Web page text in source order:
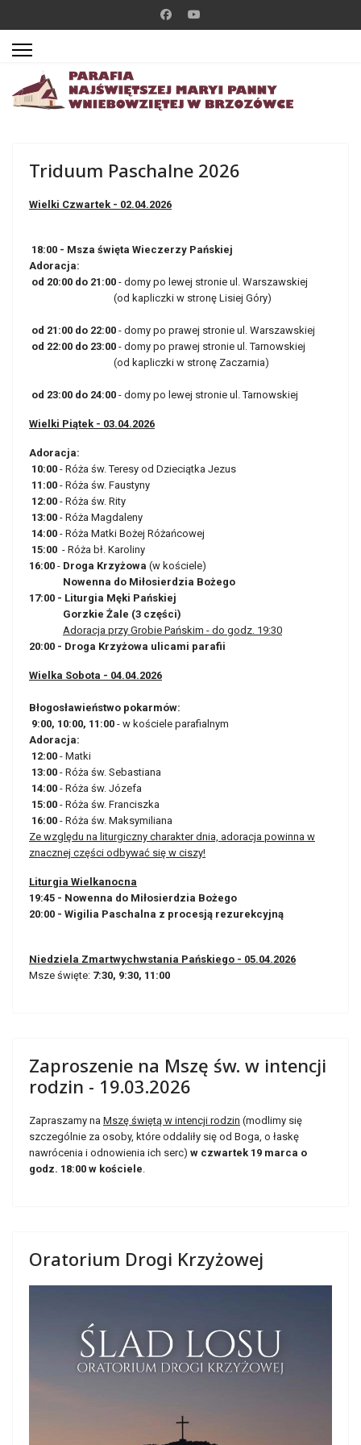
Triduum Paschalne 2026
Wielki Czwartek - 02.04.2026
18:00 - Msza święta Wieczerzy Pańskiej
Adoracja:
od 20:00 do 21:00 - domy po lewej stronie ul. Warszawskiej
(od kapliczki w stronę Lisiej Góry)
od 21:00 do 22:00 - domy po prawej stronie ul. Warszawskiej
od 22:00 do 23:00 - domy po prawej stronie ul. Tarnowskiej
(od kapliczki w stronę Zaczarnia)
od 23:00 do 24:00 - domy po lewej stronie ul. Tarnowskiej
Wielki Piątek - 03.04.2026
Adoracja:
10:00 - Róża św. Teresy od Dzieciątka Jezus
11:00 - Róża św. Faustyny
12:00 - Róża św. Rity
13:00 - Róża Magdaleny
14:00 - Róża Matki Bożej Różańcowej
15:00 - Róża bł. Karoliny
16:00 - Droga Krzyżowa (w kościele)
Nowenna do Miłosierdzia Bożego
17:00 - Liturgia Męki Pańskiej
Gorzkie Żale (3 części)
Adoracja przy Grobie Pańskim - do godz. 19:30
20:00 - Droga Krzyżowa ulicami parafii
Wielka Sobota - 04.04.2026
Błogosławieństwo pokarmów:
9:00, 10:00, 11:00 - w kościele parafialnym
Adoracja:
12:00 - Matki
13:00 - Róża św. Sebastiana
14:00 - Róża św. Józefa
15:00 - Róża św. Franciszka
16:00 - Róża św. Maksymiliana
Ze względu na liturgiczny charakter dnia, adoracja powinna w
znacznej części odbywać się w ciszy!
Liturgia Wielkanocna
19:45 - Nowenna do Miłosierdzia Bożego
20:00 - Wigilia Paschalna z procesją rezurekcyjną
Niedziela Zmartwychwstania Pańskiego - 05.04.2026
Msze święte: 7:30, 9:30, 11:00
Zaproszenie na Mszę św. w intencji
rodzin - 19.03.2026
Zapraszamy na Mszę świętą w intencji rodzin (modlimy się
szczególnie za osoby, które oddaliły się od Boga, o łaskę
nawrócenia i odnowienia ich serc) w czwartek 19 marca o
godz. 18:00 w kościele.
Oratorium Drogi Krzyżowej